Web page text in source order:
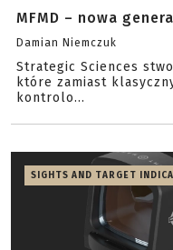
MFMD – nowa
Damian Niemczuk
Strategic Sciences
które zamiast
kontrolo...
SIGHTS AND TARGET